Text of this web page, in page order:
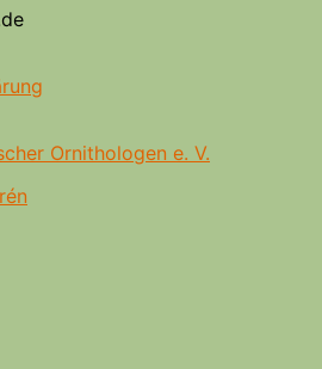
Ornithologen e. V.